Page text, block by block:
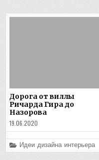
Дорога от виллы
Ричарда Гира до
Назорова
19.06.2020
Posted
in
Идеи дизайна интерьера